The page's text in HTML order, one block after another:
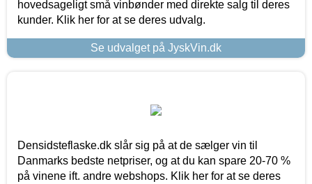
hovedsageligt små vinbønder med direkte salg til deres
kunder. Klik her for at se deres udvalg.
Se udvalget på JyskVin.dk
Densidsteflaske.dk slår sig på at de sælger vin til
Danmarks bedste netpriser, og at du kan spare 20-70 %
på vinene ift. andre webshops. Klik her for at se deres